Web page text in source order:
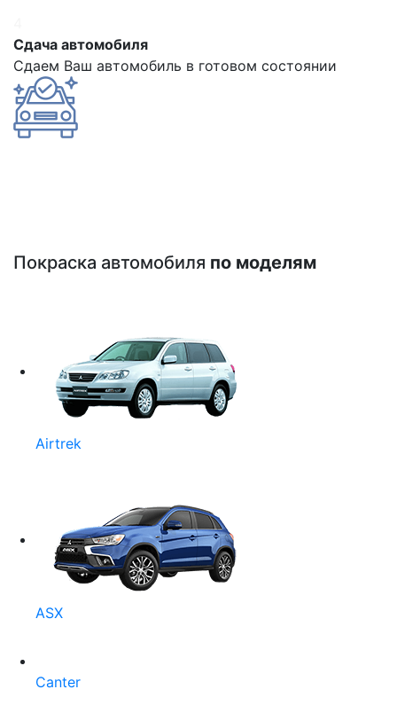
Сдача автомобиля
Сдаем Ваш автомобиль в готовом состоянии
Покраска автомобиля по моделям
Airtrek
ASX
Canter